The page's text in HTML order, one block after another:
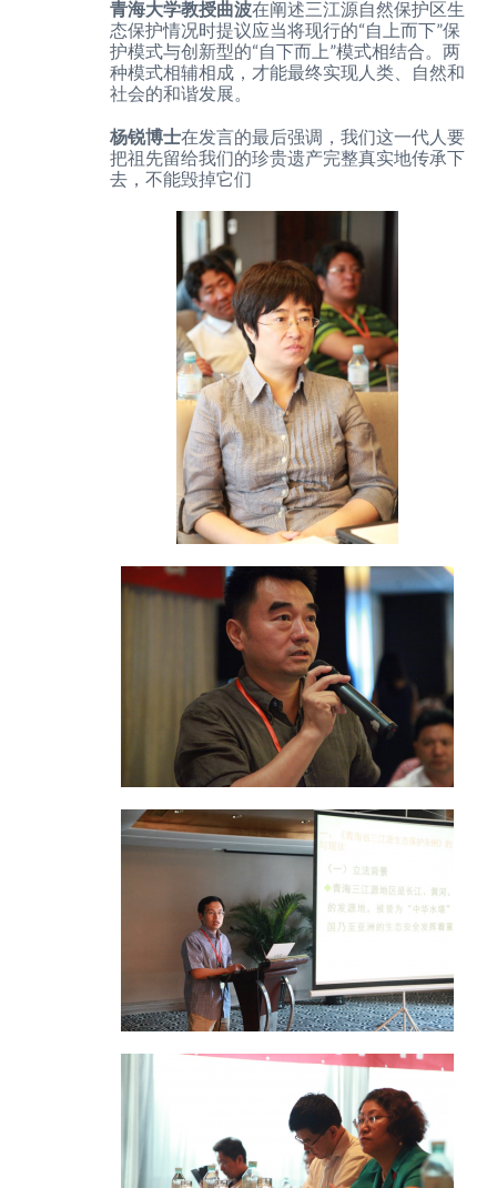
青海大学教授曲波在阐述三江源自然保护区生
态保护情况时提议应当将现行的“自上而下”保
护模式与创新型的“自下而上”模式相结合。两
种模式相辅相成，才能最终实现人类、自然和
社会的和谐发展。
杨锐博士在发言的最后强调，我们这一代人要
把祖先留给我们的珍贵遗产完整真实地传承下
去，不能毁掉它们